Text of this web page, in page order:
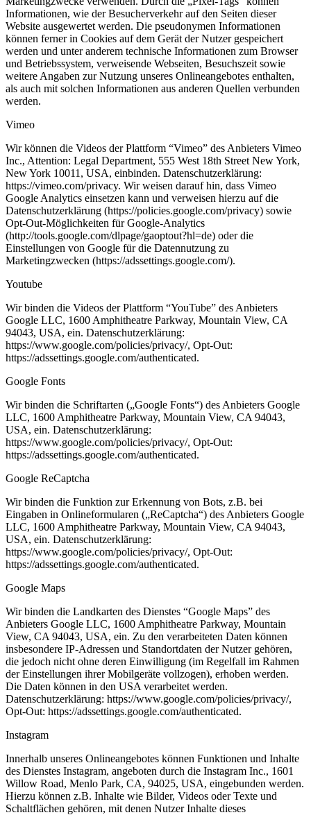
Informationen, wie der Besucherverkehr auf den Seiten dieser
Website ausgewertet werden. Die pseudonymen Informationen
können ferner in Cookies auf dem Gerät der Nutzer gespeichert
werden und unter anderem technische Informationen zum Browser
und Betriebssystem, verweisende Webseiten, Besuchszeit sowie
weitere Angaben zur Nutzung unseres Onlineangebotes enthalten,
als auch mit solchen Informationen aus anderen Quellen verbunden
werden.
Vimeo
Wir können die Videos der Plattform “Vimeo” des Anbieters Vimeo
Inc., Attention: Legal Department, 555 West 18th Street New York,
New York 10011, USA, einbinden. Datenschutzerklärung:
https://vimeo.com/privacy. Wir weisen darauf hin, dass Vimeo
Google Analytics einsetzen kann und verweisen hierzu auf die
Datenschutzerklärung (https://policies.google.com/privacy) sowie
Opt-Out-Möglichkeiten für Google-Analytics
(http://tools.google.com/dlpage/gaoptout?hl=de) oder die
Einstellungen von Google für die Datennutzung zu
Marketingzwecken (https://adssettings.google.com/).
Youtube
Wir binden die Videos der Plattform “YouTube” des Anbieters
Google LLC, 1600 Amphitheatre Parkway, Mountain View, CA
94043, USA, ein. Datenschutzerklärung:
https://www.google.com/policies/privacy/, Opt-Out:
https://adssettings.google.com/authenticated.
Google Fonts
Wir binden die Schriftarten („Google Fonts“) des Anbieters Google
LLC, 1600 Amphitheatre Parkway, Mountain View, CA 94043,
USA, ein. Datenschutzerklärung:
https://www.google.com/policies/privacy/, Opt-Out:
https://adssettings.google.com/authenticated.
Google ReCaptcha
Wir binden die Funktion zur Erkennung von Bots, z.B. bei
Eingaben in Onlineformularen („ReCaptcha“) des Anbieters Google
LLC, 1600 Amphitheatre Parkway, Mountain View, CA 94043,
USA, ein. Datenschutzerklärung:
https://www.google.com/policies/privacy/, Opt-Out:
https://adssettings.google.com/authenticated.
Google Maps
Wir binden die Landkarten des Dienstes “Google Maps” des
Anbieters Google LLC, 1600 Amphitheatre Parkway, Mountain
View, CA 94043, USA, ein. Zu den verarbeiteten Daten können
insbesondere IP-Adressen und Standortdaten der Nutzer gehören,
die jedoch nicht ohne deren Einwilligung (im Regelfall im Rahmen
der Einstellungen ihrer Mobilgeräte vollzogen), erhoben werden.
Die Daten können in den USA verarbeitet werden.
Datenschutzerklärung: https://www.google.com/policies/privacy/,
Opt-Out: https://adssettings.google.com/authenticated.
Instagram
Innerhalb unseres Onlineangebotes können Funktionen und Inhalte
des Dienstes Instagram, angeboten durch die Instagram Inc., 1601
Willow Road, Menlo Park, CA, 94025, USA, eingebunden werden.
Hierzu können z.B. Inhalte wie Bilder, Videos oder Texte und
Schaltflächen gehören, mit denen Nutzer Inhalte dieses